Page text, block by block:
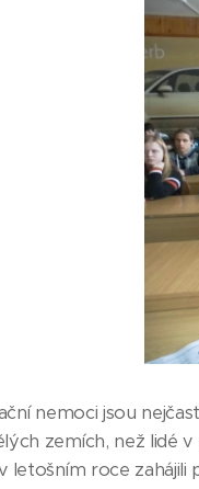
nemoci jsou
zemích, než lidé
letošním roce zahájili